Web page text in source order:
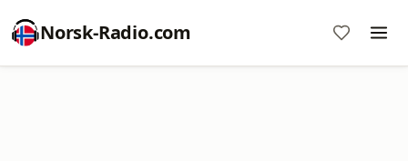
Norsk-Radio.com